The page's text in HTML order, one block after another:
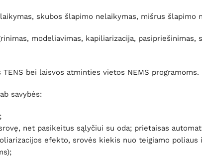
skubos šlapimo nelaikymas, mišrus šlapimo
modeliavimas, kapiliarizacija,
bei laisvos atminties vietos NEMS programoms.
savybės:
net pasikeitus sąlyčiui su oda; prietaisas
efekto, srovės kiekis nuo teigiamo poliaus